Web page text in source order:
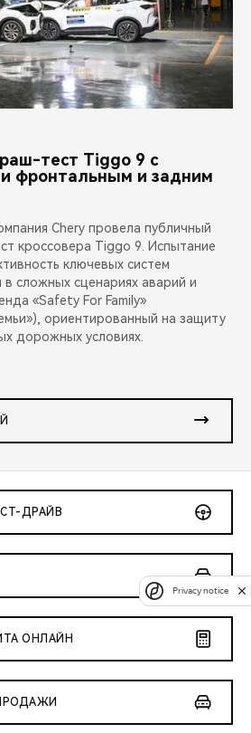
тест Tiggo 9 с
фронтальным и задним
Chery провела публичный
кроссовера Tiggo 9. Испытание
ключевых систем
сложных сценариях аварий и
«Safety For Family»
ориентированный на защиту
дорожных условиях.
ДРАЙВ
ОНЛАЙН
Privacy notice